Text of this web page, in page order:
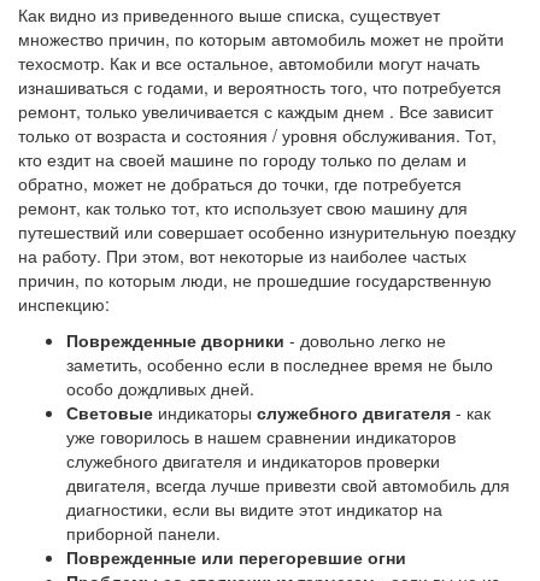
Как видно из приведенного выше списка, существует
множество причин, по которым автомобиль может не пройти
техосмотр. Как и все остальное, автомобили могут начать
изнашиваться с годами, и вероятность того, что потребуется
ремонт, только увеличивается с каждым днем ​​. Все зависит
только от возраста и состояния / уровня обслуживания. Тот,
кто ездит на своей машине по городу только по делам и
обратно, может не добраться до точки, где потребуется
ремонт, как только тот, кто использует свою машину для
путешествий или совершает особенно изнурительную поездку
на работу. При этом, вот некоторые из наиболее частых
причин, по которым люди, не прошедшие государственную
инспекцию:
Поврежденные дворники - довольно легко не
заметить, особенно если в последнее время не было
особо дождливых дней.
Световые индикаторы служебного двигателя - как
уже говорилось в нашем сравнении индикаторов
служебного двигателя и индикаторов проверки
двигателя, всегда лучше привезти свой автомобиль для
диагностики, если вы видите этот индикатор на
приборной панели.
Поврежденные или перегоревшие огни